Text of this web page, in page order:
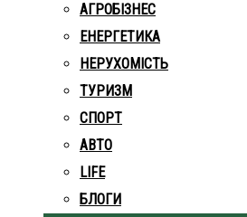
АГРОБІЗНЕС
ЕНЕРГЕТИКА
НЕРУХОМІСТЬ
ТУРИЗМ
СПОРТ
АВТО
LIFE
БЛОГИ